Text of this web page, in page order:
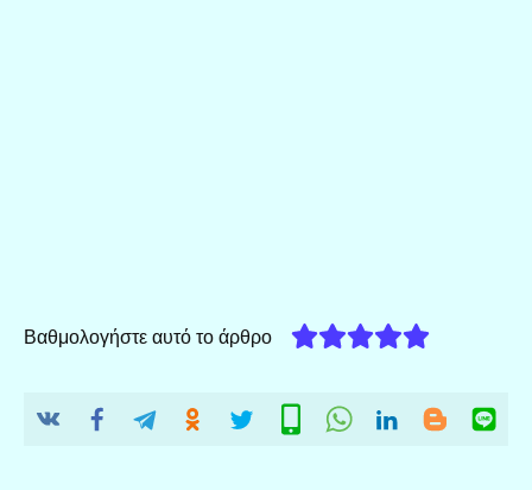
Βαθμολογήστε αυτό το άρθρο